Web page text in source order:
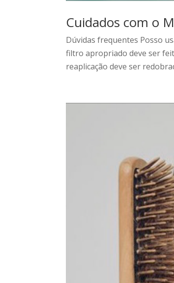
Cuidados com o
Dúvidas frequentes Posso
filtro apropriado deve ser
reaplicação deve ser